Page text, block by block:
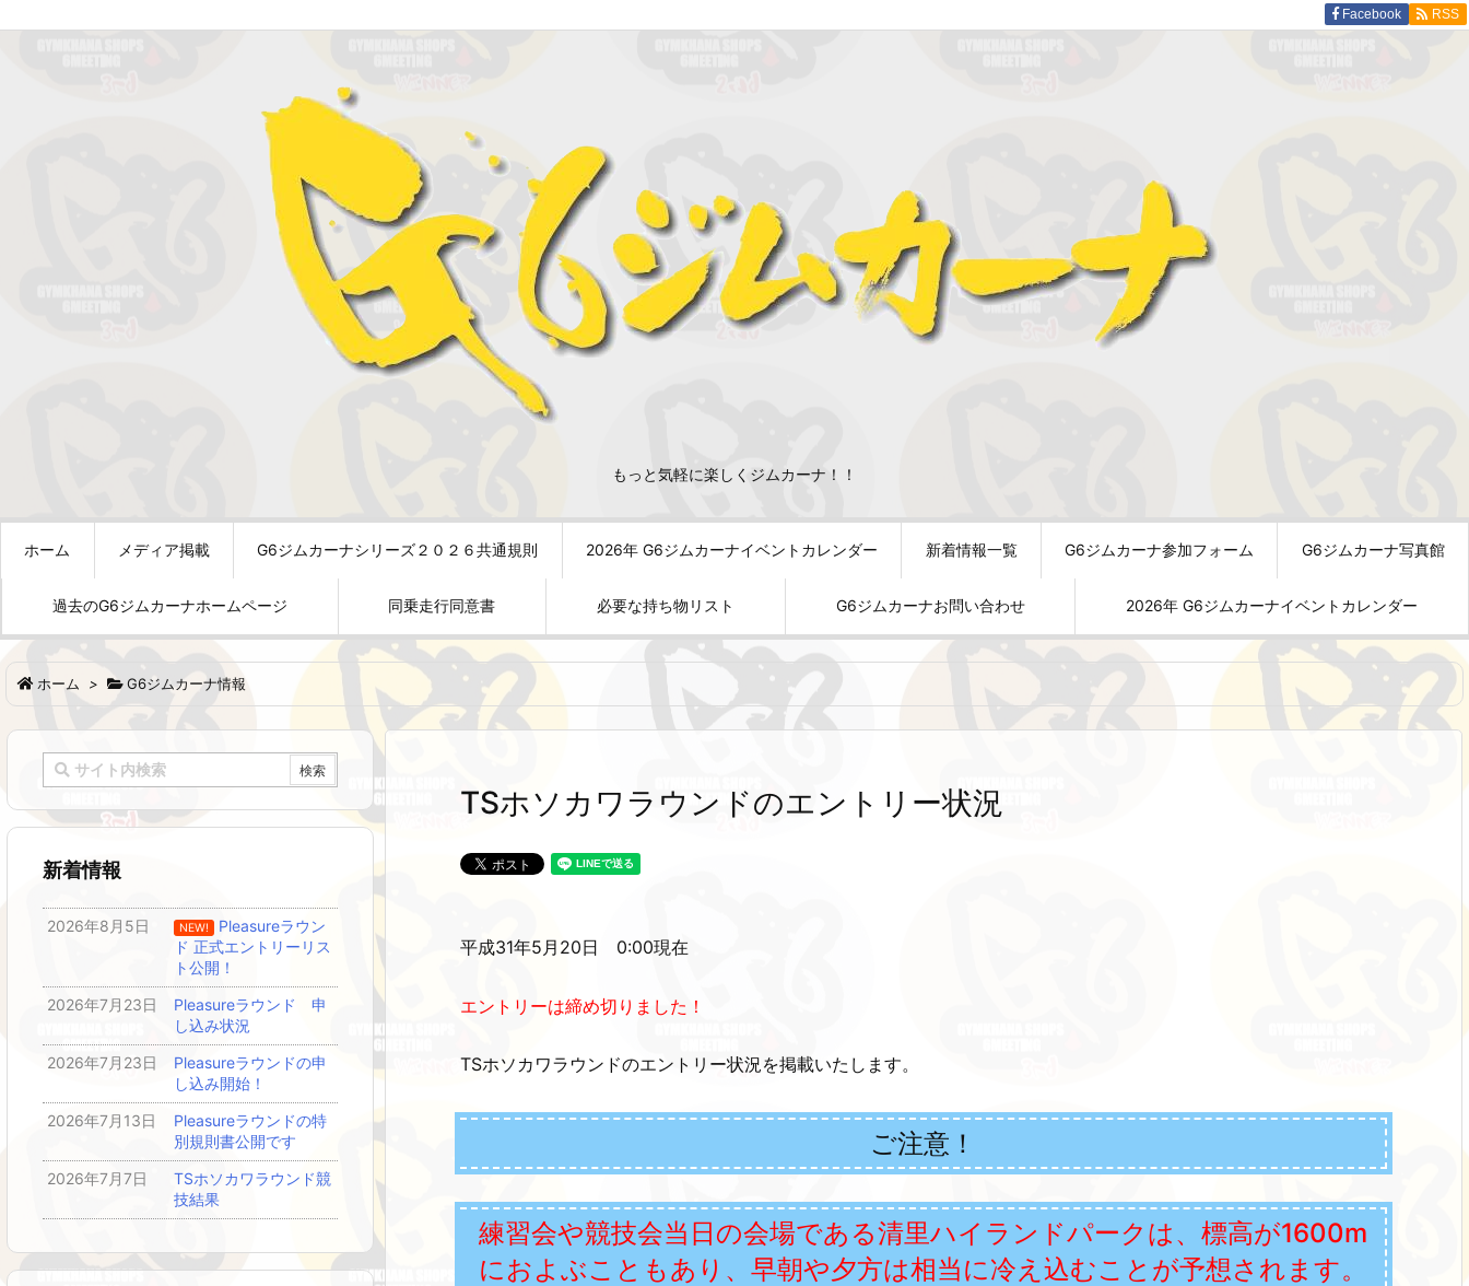
もっと気軽に楽しくジムカーナ！！
ホーム メディア掲載 G6ジムカーナシリーズ２０２６共通規則 2026年 G6ジムカーナイベントカレンダー 新着情報一覧 G6ジムカーナ参加フォーム G6ジムカーナ写真館
過去のG6ジムカーナホームページ 同乗走行同意書 必要な持ち物リスト G6ジムカーナお問い合わせ 2026年 G6ジムカーナイベントカレンダー
Facebook RSS
ホーム > G6ジムカーナ情報
TSホソカワラウンドのエントリー状況
平成31年5月20日 0:00現在
エントリーは締め切りました！
TSホソカワラウンドのエントリー状況を掲載いたします。
ご注意！
練習会や競技会当日の会場である清里ハイランドパークは、標高が1600m
におよぶこともあり、早朝や夕方は相当に冷え込むことが予想されます。
新着情報
2026年8月5日 NEW! Pleasureラウン
ド 正式エントリーリス
ト公開！
2026年7月23日
Pleasureラウンド 申
し込み状況
2026年7月23日
Pleasureラウンドの申
し込み開始！
2026年7月13日
Pleasureラウンドの特
別規則書公開です
2026年7月7日
TSホソカワラウンド競
技結果